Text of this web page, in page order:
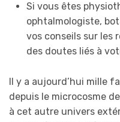
Si vous êtes
ophtalmologiste,
vos conseils sur les
des doutes liés à
Il y a aujourd’hui mille
depuis le microcosme
à cet autre univers